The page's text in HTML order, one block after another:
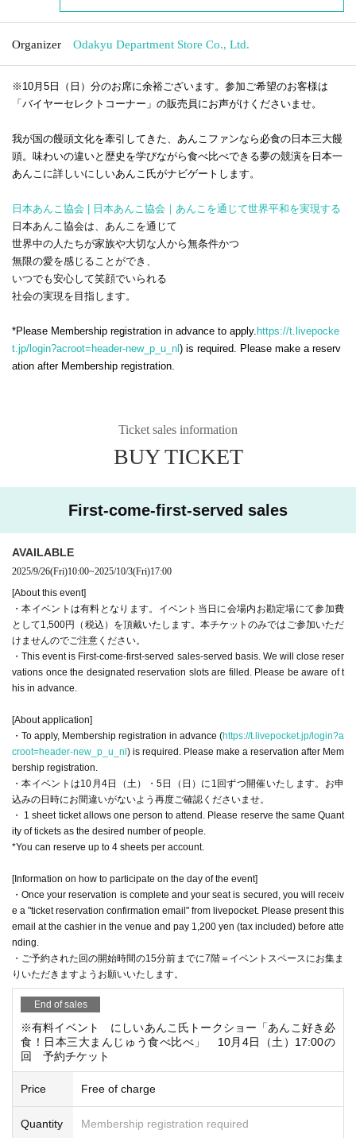
Organizer Odakyu Department Store Co., Ltd.
※10月5日（日）分のお席に余裕ございます。参加ご希望のお客様は
「バイヤーセレクトコーナー」の販売員にお声がけくださいませ。
我が国の饅頭文化を牽引してきた、あんこファンなら必食の日本三大饅
頭。味わいの違いと歴史を学びながら食べ比べできる夢の競演を日本一
あんこに詳しいにしいあんこ氏がナビゲートします。
日本あんこ協会 | 日本あんこ協会｜あんこを通じて世界平和を実現する
日本あんこ協会は、あんこを通じて
世界中の人たちが家族や大切な人から無条件かつ
無限の愛を感じることができ、
いつでも安心して笑顔でいられる
社会の実現を目指します。
*Please Membership registration in advance to apply. https://t.livepocke
t.jp/login?acroot=header-new_p_u_nl) is required. Please make a reserv
ation after Membership registration.
Ticket sales information
BUY TICKET
First-come-first-served sales
AVAILABLE
2025/9/26(Fri)10:00~2025/10/3(Fri)17:00
[About this event]
・本イベントは有料となります。イベント当日に会場内お勘定場にて参加費
として1,500円（税込）を頂戴いたします。本チケットのみではご参加いただ
けませんのでご注意ください。
・This event is First-come-first-served sales-served basis. We will close reser
vations once the designated reservation slots are filled. Please be aware of t
his in advance.
[About application]
・To apply, Membership registration in advance (https://t.livepocket.jp/login?a
croot=header-new_p_u_nl) is required. Please make a reservation after Mem
bership registration.
・本イベントは10月4日（土）・5日（日）に1回ずつ開催いたします。お申
込みの日時にお間違いがないよう再度ご確認くださいませ。
・ 1 sheet ticket allows one person to attend. Please reserve the same Quant
ity of tickets as the desired number of people.
*You can reserve up to 4 sheets per account.
[Information on how to participate on the day of the event]
・Once your reservation is complete and your seat is secured, you will receiv
e a "ticket reservation confirmation email" from livepocket. Please present this
email at the cashier in the venue and pay 1,200 yen (tax included) before atte
nding.
・ご予約された回の開始時間の15分前までに7階＝イベントスペースにお集ま
りいただきますようお願いいたします。
End of sales
※有料イベント にしいあんこ氏トークショー「あんこ好き必
食！日本三大まんじゅう食べ比べ」 10月4日（土）17:00の
回 予約チケット
Price Free of charge
Quantity Membership registration required